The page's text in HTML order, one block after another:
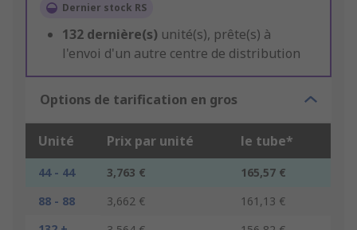
Dernier stock RS
132 dernière(s) unité(s), prête(s) à
l'envoi d'un autre centre de distribution
Options de tarification en gros
Unité Prix par unité le tube*
44 - 44 3,763 €
165,57 €
88 - 88
3,662 €
161,13 €